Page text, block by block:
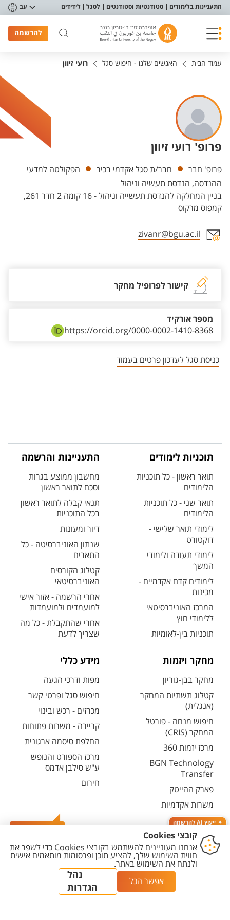
תפריט נגישות
התעניינות בלימודים סטודנטיות וסטודנטים לסגל לידידים עב
להרשמה
ייעוץ AI להרשמה
עמוד הבית האנשים שלנו - חיפוש סגל רועי זיוון
פרופ' רועי זיוון
יחידות
פרופ' חבר חבר/ת סגל אקדמי בכיר
הפקולטה למדעי
ההנדסה, הנדסת תעשיה וניהול
בניין המחלקה להנדסת תעשייה וניהול - 16 קומה 2 חדר 261,
קמפוס מרקוס
zivanr@bgu.ac.il
קישור לפרופיל מחקר
https://orcid.org/0000-0002-1410-8368
מספר אורקיד
כניסת סגל לעדכון פרטים בעמוד
תוכניות לימודים
תואר ראשון - כל תוכניות
הלימודים
תואר שני - כל תוכניות
הלימודים
לימודי תואר שלישי -
דוקטורט
לימודי תעודה ולימודי
המשך
לימודים קדם אקדמיים -
מכינות
המרכז האוניברסיטאי
ללימודי חוץ
תוכניות בין-לאומיות
התעניינות והרשמה
מחשבון ממוצע בגרות
וסכם לתואר ראשון
תנאי קבלה לתואר ראשון
בכל התוכניות
דיור ומעונות
שנתון האוניברסיטה - כל
התארים
קטלוג הקורסים
האוניברסיטאי
אחרי הרשמה - אזור אישי
למועמדים ולמועמדות
אחרי שהתקבלת - כל מה
שצריך לדעת
מחקר ויזמות
מחקר בבן-גוריון
קטלוג תשתיות המחקר
(אנגלית)
חיפוש מנחה - פורטל
המחקר (CRIS)
מרכז יזמות 360
BGN Technology
Transfer
פארק ההייטק
משרות אקדמיות
מידע כללי
מפות ודרכי הגעה
חיפוש סגל ופרטי קשר
מכרזים - רכש ובינוי
קריירה - משרות פתוחות
החלפת סיסמה ארגונית
מרכז הספורט והנופש
ע"ש סילבן אדמס
חירום
נגישות
מדיניות
מדיניות עריכת
תוכן